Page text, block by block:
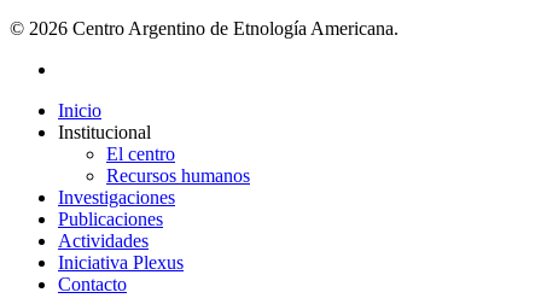
© 2026 Centro Argentino de Etnología Americana.
Close
Menu
Inicio
Institucional
El centro
Recursos humanos
Investigaciones
Publicaciones
Actividades
Iniciativa Plexus
Contacto